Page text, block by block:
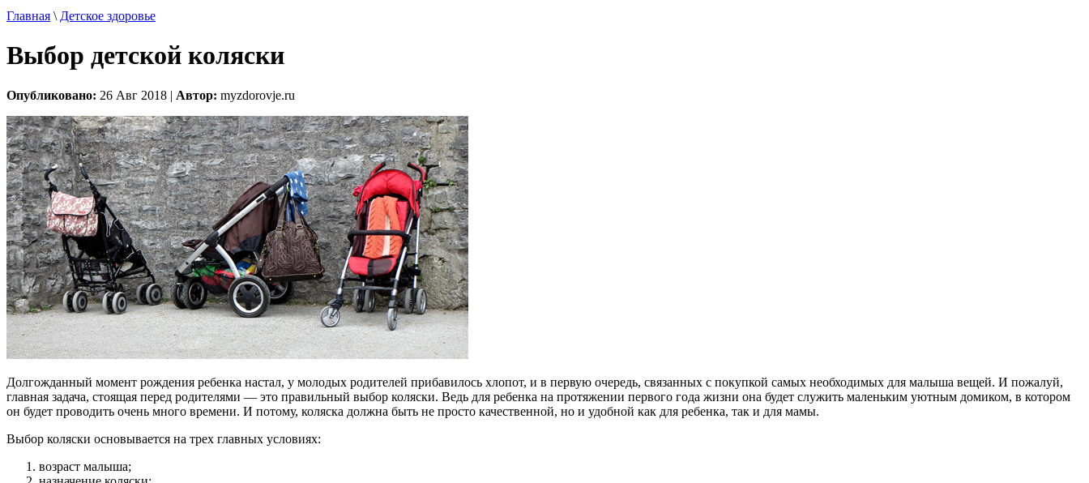
Главная \ Детское здоровье
Выбор детской коляски
Опубликовано: 26 Авг 2018 | Автор: myzdorovje.ru
Долгожданный момент рождения ребенка настал, у молодых родителей прибавилось хлопот, и в первую очередь, связанных с покупкой самых необходимых для малыша вещей. И пожалуй,
главная задача, стоящая перед родителями — это правильный выбор коляски. Ведь для ребенка на протяжении первого года жизни она будет служить маленьким уютным домиком, в котором
он будет проводить очень много времени. И потому, коляска должна быть не просто качественной, но и удобной как для ребенка, так и для мамы.
Выбор коляски основывается на трех главных условиях:
возраст малыша;